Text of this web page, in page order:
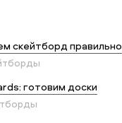
скейтборд правильно
готовим доски